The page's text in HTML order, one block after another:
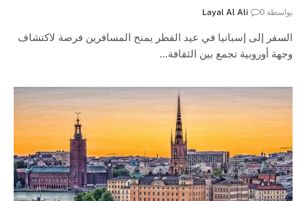
بواسطة Layal Al Ali 0
السفر إلى إسبانيا في عيد الفطر يمنح المسافرين فرصة لاكتشاف
وجهة أوروبية تجمع بين الثقافة…